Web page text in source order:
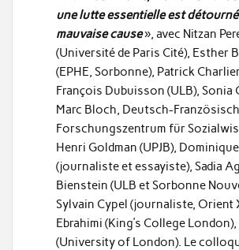
une lutte essentielle est
mauvaise cause», avec Nitzan
(Université de Paris Cité), Esther
(EPHE, Sorbonne), Patrick
François Dubuisson (ULB), Sonia
Marc Bloch, Deutsch-
Forschungszentrum für
Henri Goldman (UPJB),
(journaliste et essayiste), Sadia
Bienstein (ULB et Sorbonne
Sylvain Cypel (journaliste, Orient
Ebrahimi (King’s College
(University of London). Le